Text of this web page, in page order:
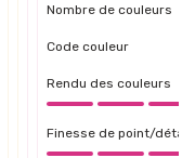
Nombre de couleurs
Code couleur
Rendu des couleurs
Finesse de point/détail